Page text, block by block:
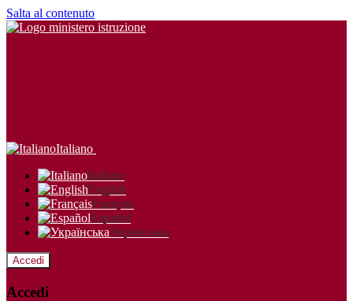
Salta al contenuto
Italiano
Italiano
English
Français
Español
Українська
Accedi
Accedi